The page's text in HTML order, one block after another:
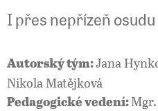
I přes nepřízeň
Autorský tým:Jana
Nikola Matějková
Pedagogické vedení: